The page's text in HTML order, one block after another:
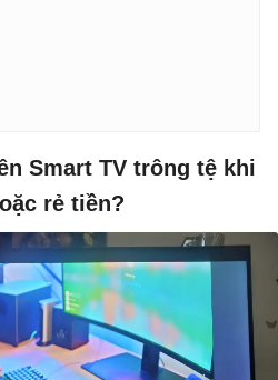
Smart TV trông tệ khi
rẻ tiền?